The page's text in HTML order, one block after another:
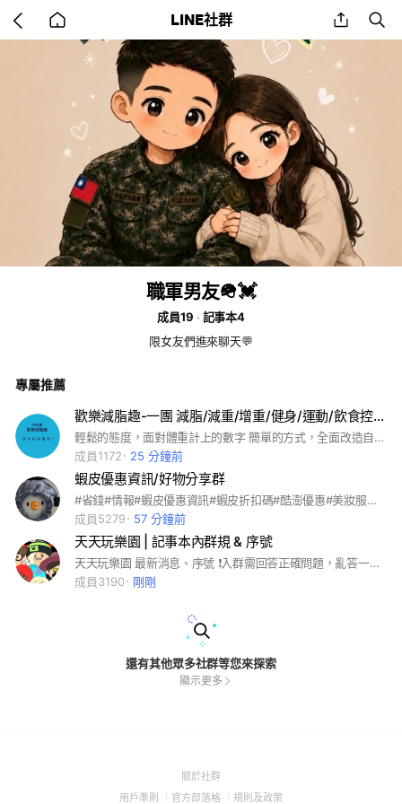
back
to
home
LINE社群 share
職軍男友🪖💓
成員19
記事本4
限女友們進來聊天💬
專屬推薦
歡樂減脂趣-一團 減脂/減重/增重/健身/運動/飲食控制
輕鬆的態度，面對體重計上的數字 簡單的方式，全面改造自己的身活 低碳、生酮、碳水循、健身、運動 都在我們討論的範圍內 #生酮 #低碳 #減醣 #健身 #瘦身 #減脂 #減重
成員1172
25 分鐘前
蝦皮優惠資訊/好物分享群
#省錢#情報#蝦皮優惠資訊#蝦皮折扣碼#酷澎優惠#美妝服飾分享#好物分享#
成員5279
57 分鐘前
天天玩樂園 | 記事本內群規 & 序號
天天玩樂園 最新消息、序號 ❗入群需回答正確問題，亂答一定不會通過，進群後請看群規，違規會踢人！ ❗進去請爬文(搜尋)，勿直接問新序號，公告都會有新序號❗一進來就問新序號的一律當沒看進群說明會踢出❗ ❗帶有宣傳YT、抖音tiktok等宣傳暱稱會拒絕申請！ #playtogether #플레이 투게더
成員3190
剛剛
還有其他眾多社群等您來探索
顯示更多
關於社群(Open
用戶準則 (Open
官方部落格 (Open
規則及政策(Open